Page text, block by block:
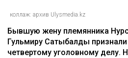
коллаж: архив Ulysmedia.kz
Бывшую жену племянника
Гульмиру Сатыбалды
четвертому уголовному делу.